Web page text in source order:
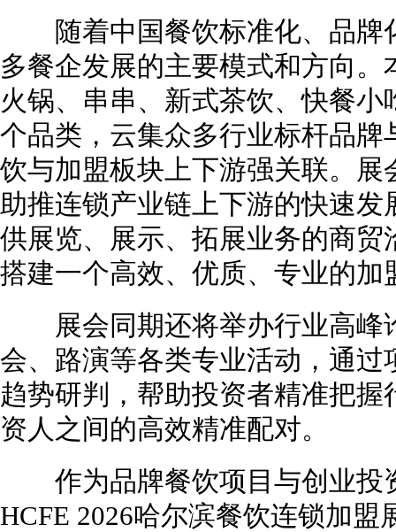
随着中国餐饮标准化、品牌
多餐企发展的主要模式和方向
火锅、串串、新式茶饮、快餐
个品类，云集众多行业标杆品
饮与加盟板块上下游强关联。
助推连锁产业链上下游的快速
供展览、展示、拓展业务的商
搭建一个高效、优质、专业的加
展会同期还将举办行业高峰
会、路演等各类专业活动，通
趋势研判，帮助投资者精准把
资人之间的高效精准配对。
作为品牌餐饮项目与创业投
HCFE 2026哈尔滨餐饮连锁加